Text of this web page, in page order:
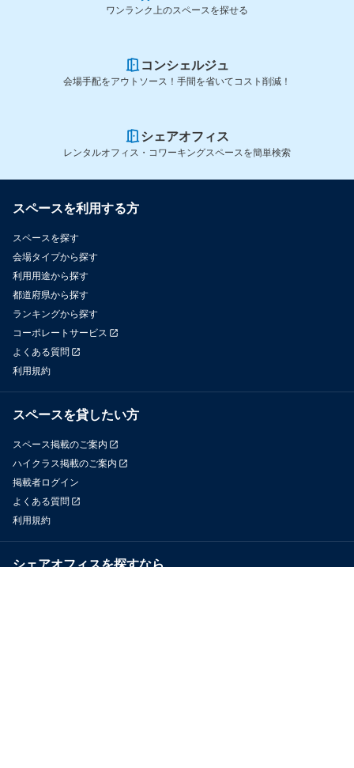
ワンランク上のスペースを探せる
コンシェルジュ
会場手配をアウトソース！手間を省いてコスト削減！
シェアオフィス
レンタルオフィス・コワーキングスペースを簡単検索
スペースを利用する方
スペースを探す
会場タイプから探す
利用用途から探す
都道府県から探す
ランキングから探す
コーポレートサービス
よくある質問
利用規約
スペースを貸したい方
スペース掲載のご案内
ハイクラス掲載のご案内
掲載者ログイン
よくある質問
利用規約
シェアオフィスを探すなら